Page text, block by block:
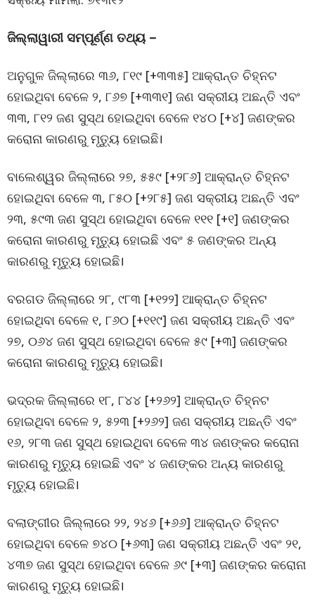
ଜିଲ୍ଲାୱାରୀ ସମ୍ପୂର୍ଣ୍ଣ ତଥ୍ୟ –
ଅନୁଗୁଳ ଜିଲ୍ଲାରେ ୩୬, ୮୧୯ [+୩୩୫] ଆକ୍ରାନ୍ତ ଚିହ୍ନଟ
ହୋଇଥିବା ବେଳେ ୨, ୮୬୭ [+୩୩୧] ଜଣ ସକ୍ରୀୟ ଅଛନ୍ତି ଏବଂ
୩୩, ୮୧୨ ଜଣ ସୁସ୍ଥ ହୋଇଥିବା ବେଳେ ୧୪୦ [+୪] ଜଣଙ୍କର
କରୋନା କାରଣରୁ ମୃତ୍ୟୁ ହୋଇଛି।
ବାଲେଶ୍ୱର ଜିଲ୍ଲାରେ ୨୭, ୫୫୯ [+୨୮୬] ଆକ୍ରାନ୍ତ ଚିହ୍ନଟ
ହୋଇଥିବା ବେଳେ ୩, ୮୫୦ [+୨୮୫] ଜଣ ସକ୍ରୀୟ ଅଛନ୍ତି ଏବଂ
୨୩, ୫୯୩ ଜଣ ସୁସ୍ଥ ହୋଇଥିବା ବେଳେ ୧୧୧ [+୧] ଜଣଙ୍କର
କରୋନା କାରଣରୁ ମୃତ୍ୟୁ ହୋଇଛି ଏବଂ ୫ ଜଣଙ୍କର ଅନ୍ୟ
କାରଣରୁ ମୃତ୍ୟୁ ହୋଇଛି।
ବରଗଡ ଜିଲ୍ଲାରେ ୨୮, ୯୮୩ [+୧୨୨] ଆକ୍ରାନ୍ତ ଚିହ୍ନଟ
ହୋଇଥିବା ବେଳେ ୧, ୮୬୦ [+୧୧୯] ଜଣ ସକ୍ରୀୟ ଅଛନ୍ତି ଏବଂ
୨୭, ୦୬୪ ଜଣ ସୁସ୍ଥ ହୋଇଥିବା ବେଳେ ୫୯ [+୩] ଜଣଙ୍କର
କରୋନା କାରଣରୁ ମୃତ୍ୟୁ ହୋଇଛି।
ଭଦ୍ରକ ଜିଲ୍ଲାରେ ୧୮, ୮୪୪ [+୨୬୨] ଆକ୍ରାନ୍ତ ଚିହ୍ନଟ
ହୋଇଥିବା ବେଳେ ୨, ୫୨୩ [+୨୬୨] ଜଣ ସକ୍ରୀୟ ଅଛନ୍ତି ଏବଂ
୧୬, ୨୮୩ ଜଣ ସୁସ୍ଥ ହୋଇଥିବା ବେଳେ ୩୪ ଜଣଙ୍କର କରୋନା
କାରଣରୁ ମୃତ୍ୟୁ ହୋଇଛି ଏବଂ ୪ ଜଣଙ୍କର ଅନ୍ୟ କାରଣରୁ
ମୃତ୍ୟୁ ହୋଇଛି।
ବଲାଙ୍ଗୀର ଜିଲ୍ଲାରେ ୨୨, ୨୪୬ [+୬୬] ଆକ୍ରାନ୍ତ ଚିହ୍ନଟ
ହୋଇଥିବା ବେଳେ ୭୪୦ [+୬୩] ଜଣ ସକ୍ରୀୟ ଅଛନ୍ତି ଏବଂ ୨୧,
୪୩୭ ଜଣ ସୁସ୍ଥ ହୋଇଥିବା ବେଳେ ୬୯ [+୩] ଜଣଙ୍କର କରୋନା
କାରଣରୁ ମୃତ୍ୟୁ ହୋଇଛି।